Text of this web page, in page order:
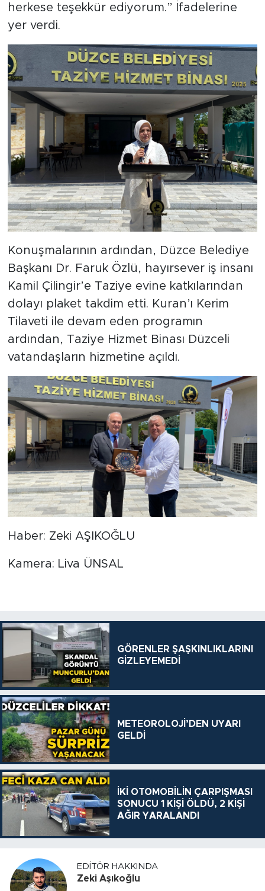
herkese teşekkür ediyorum.” İfadelerine
yer verdi.
Konuşmalarının ardından, Düzce Belediye
Başkanı Dr. Faruk Özlü, hayırsever iş insanı
Kamil Çilingir’e Taziye evine katkılarından
dolayı plaket takdim etti. Kuran’ı Kerim
Tilaveti ile devam eden programın
ardından, Taziye Hizmet Binası Düzceli
vatandaşların hizmetine açıldı.
Haber: Zeki AŞIKOĞLU
Kamera: Liva ÜNSAL
GÖRENLER ŞAŞKINLIKLARINI
GİZLEYEMEDİ
METEOROLOJİ’DEN UYARI
GELDİ
İKİ OTOMOBİLİN ÇARPIŞMASI
SONUCU 1 KİŞİ ÖLDÜ, 2 KİŞİ
AĞIR YARALANDI
EDITÖR HAKKINDA
Zeki Aşıkoğlu